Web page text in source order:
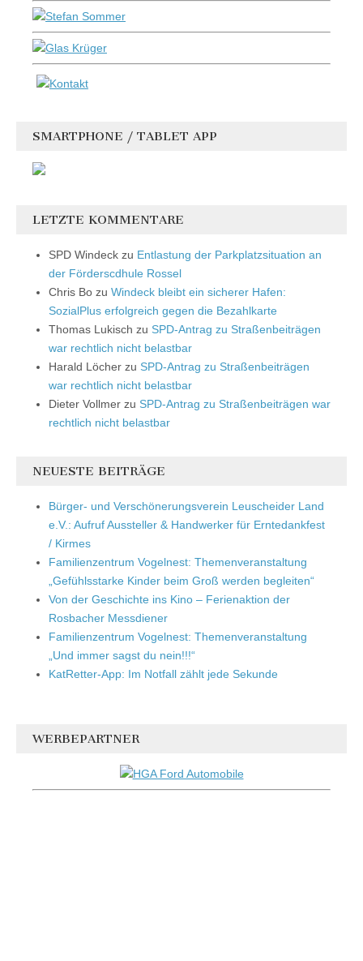
SMARTPHONE / TABLET APP
LETZTE KOMMENTARE
SPD Windeck zu Entlastung der Parkplatzsituation an
der Förderscdhule Rossel
Chris Bo zu Windeck bleibt ein sicherer Hafen:
SozialPlus erfolgreich gegen die Bezahlkarte
Thomas Lukisch zu SPD-Antrag zu Straßenbeiträgen
war rechtlich nicht belastbar
Harald Löcher zu SPD-Antrag zu Straßenbeiträgen
war rechtlich nicht belastbar
Dieter Vollmer zu SPD-Antrag zu Straßenbeiträgen war
rechtlich nicht belastbar
NEUESTE BEITRÄGE
Bürger- und Verschönerungsverein Leuscheider Land
e.V.: Aufruf Aussteller & Handwerker für Erntedankfest
/ Kirmes
Familienzentrum Vogelnest: Themenveranstaltung
„Gefühlsstarke Kinder beim Groß werden begleiten“
Von der Geschichte ins Kino – Ferienaktion der
Rosbacher Messdiener
Familienzentrum Vogelnest: Themenveranstaltung
„Und immer sagst du nein!!!“
KatRetter-App: Im Notfall zählt jede Sekunde
WERBEPARTNER